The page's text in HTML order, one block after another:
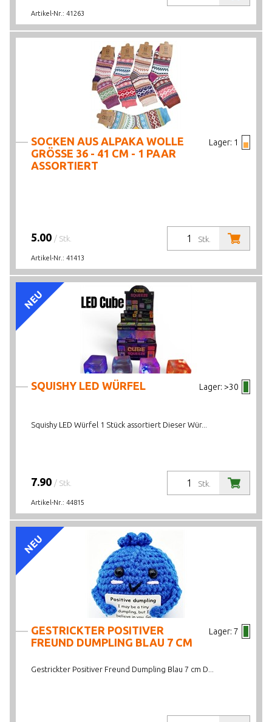
Artikel-Nr.: 41263
Lager: 1
SOCKEN AUS ALPAKA WOLLE
GRÖSSE 36 - 41 CM - 1 PAAR
ASSORTIERT
Stk.
5.00 / Stk.
Artikel-Nr.: 41413
NEU
Lager: >30
SQUISHY LED WÜRFEL
Squishy LED Würfel 1 Stück assortiert Dieser Wür...
Stk.
7.90 / Stk.
Artikel-Nr.: 44815
NEU
Lager: 7
GESTRICKTER POSITIVER
FREUND DUMPLING BLAU 7 CM
Gestrickter Positiver Freund Dumpling Blau 7 cm D...